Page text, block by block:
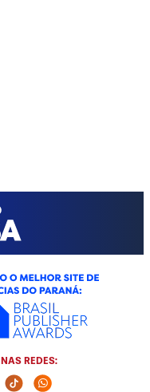
REDES:
MediaMedia
Social Media
Social Media
Tiktok Social Media
Whatsapp